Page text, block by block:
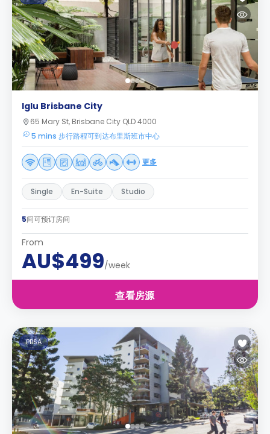
Iglu Brisbane City
65 Mary St, Brisbane City QLD 4000
5 mins 步行路程可到达布里斯班市中心
更多
Single En-Suite Studio
5间可预订房间
From
AU$499/week
查看房源
PBSA